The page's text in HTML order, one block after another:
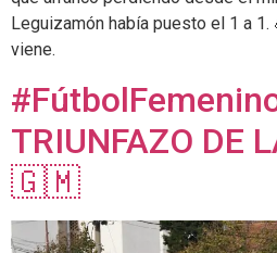
Leguizamón había puesto el 1 a 1.
viene.
TRIUNFAZO DE
🇬🇲